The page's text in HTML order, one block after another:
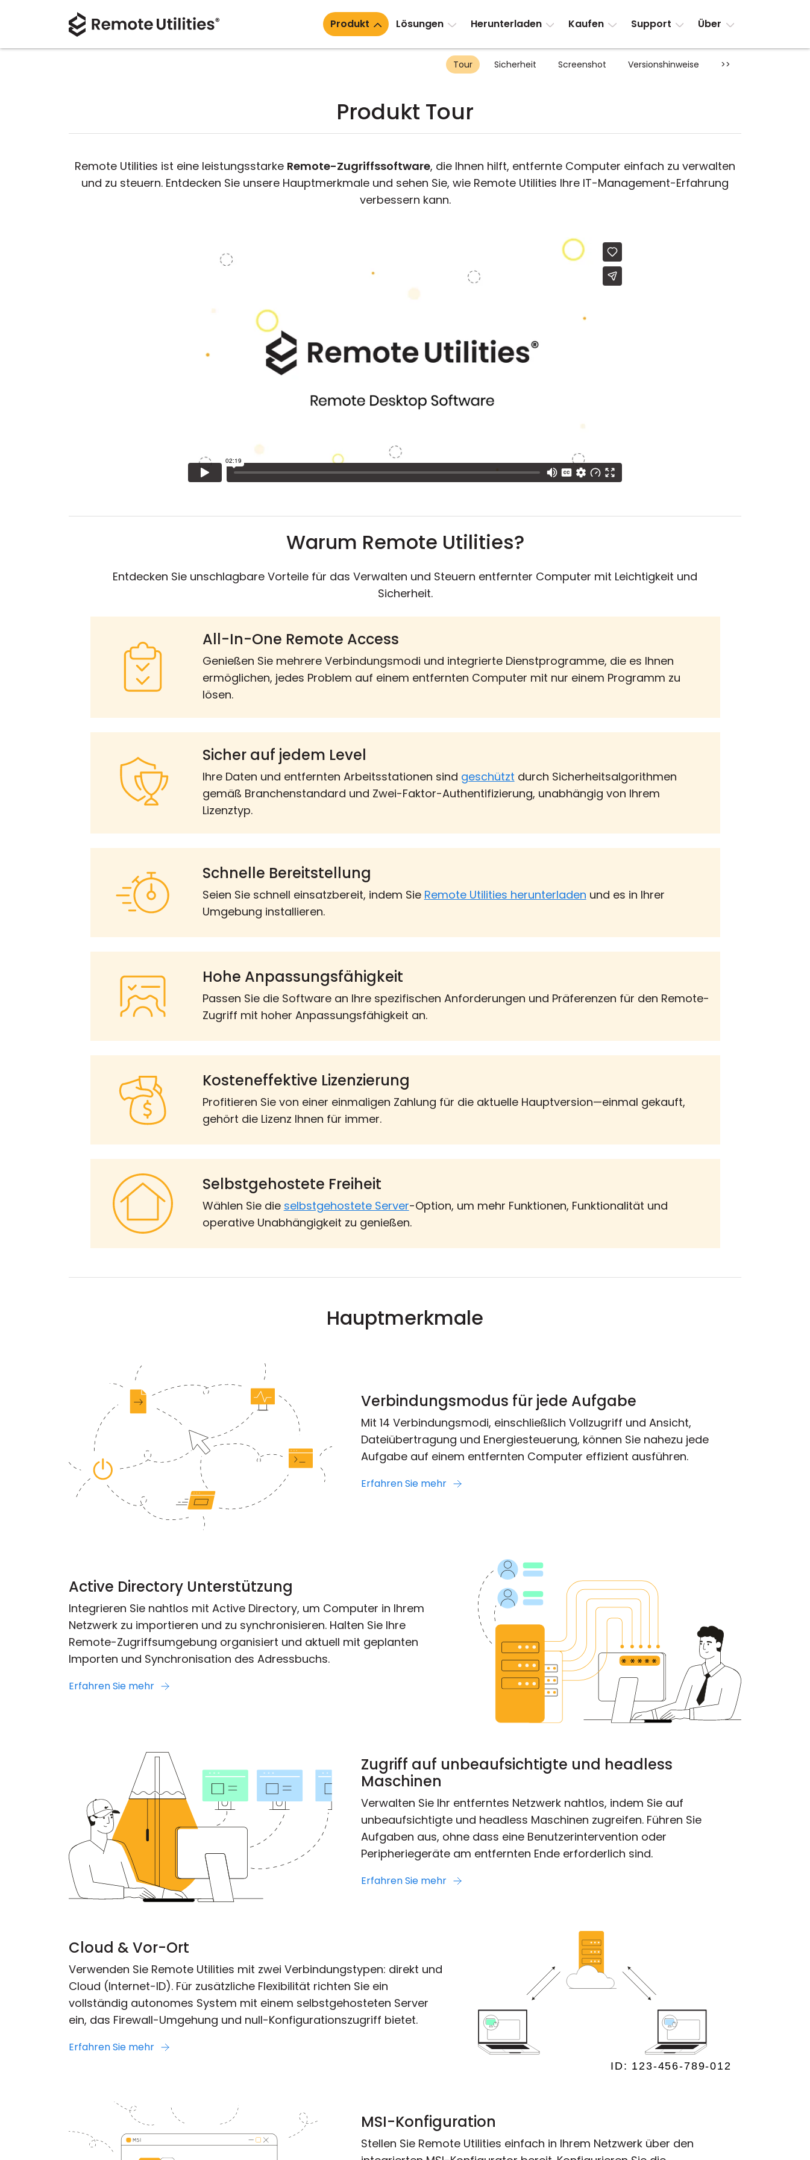
Produkt Lösungen Herunterladen Kaufen Support Über
Tour Sicherheit Screenshot Versionshinweise >>
Produkt Tour
Remote Utilities ist eine leistungsstarke Remote-Zugriffssoftware, die Ihnen hilft, entfernte Computer einfach zu verwalten
und zu steuern. Entdecken Sie unsere Hauptmerkmale und sehen Sie, wie Remote Utilities Ihre IT-Management-Erfahrung
verbessern kann.
Warum Remote Utilities?
Entdecken Sie unschlagbare Vorteile für das Verwalten und Steuern entfernter Computer mit Leichtigkeit und
Sicherheit.
All-In-One Remote Access
Genießen Sie mehrere Verbindungsmodi und integrierte Dienstprogramme, die es Ihnen
ermöglichen, jedes Problem auf einem entfernten Computer mit nur einem Programm zu
lösen.
Sicher auf jedem Level
Ihre Daten und entfernten Arbeitsstationen sind geschützt durch Sicherheitsalgorithmen
gemäß Branchenstandard und Zwei-Faktor-Authentifizierung, unabhängig von Ihrem
Lizenztyp.
Schnelle Bereitstellung
Seien Sie schnell einsatzbereit, indem Sie Remote Utilities herunterladen und es in Ihrer
Umgebung installieren.
Hohe Anpassungsfähigkeit
Passen Sie die Software an Ihre spezifischen Anforderungen und Präferenzen für den Remote-
Zugriff mit hoher Anpassungsfähigkeit an.
Kosteneffektive Lizenzierung
Profitieren Sie von einer einmaligen Zahlung für die aktuelle Hauptversion—einmal gekauft,
gehört die Lizenz Ihnen für immer.
Selbstgehostete Freiheit
Wählen Sie die selbstgehostete Server-Option, um mehr Funktionen, Funktionalität und
operative Unabhängigkeit zu genießen.
Hauptmerkmale
Verbindungsmodus für jede Aufgabe
Mit 14 Verbindungsmodi, einschließlich Vollzugriff und Ansicht,
Dateiübertragung und Energiesteuerung, können Sie nahezu jede
Aufgabe auf einem entfernten Computer effizient ausführen.
Erfahren Sie mehr
Active Directory Unterstützung
Integrieren Sie nahtlos mit Active Directory, um Computer in Ihrem
Netzwerk zu importieren und zu synchronisieren. Halten Sie Ihre
Remote-Zugriffsumgebung organisiert und aktuell mit geplanten
Importen und Synchronisation des Adressbuchs.
Erfahren Sie mehr
Zugriff auf unbeaufsichtigte und headless
Maschinen
Verwalten Sie Ihr entferntes Netzwerk nahtlos, indem Sie auf
unbeaufsichtigte und headless Maschinen zugreifen. Führen Sie
Aufgaben aus, ohne dass eine Benutzerintervention oder
Peripheriegeräte am entfernten Ende erforderlich sind.
Erfahren Sie mehr
Cloud & Vor-Ort
Verwenden Sie Remote Utilities mit zwei Verbindungstypen: direkt und
Cloud (Internet-ID). Für zusätzliche Flexibilität richten Sie ein
vollständig autonomes System mit einem selbstgehosteten Server
ein, das Firewall-Umgehung und null-Konfigurationszugriff bietet.
Erfahren Sie mehr
MSI-Konfiguration
Stellen Sie Remote Utilities einfach in Ihrem Netzwerk über den